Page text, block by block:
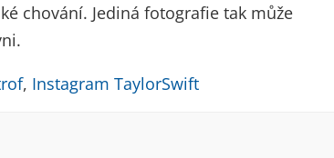
chování. Jediná fotografie tak může
, Instagram TaylorSwift